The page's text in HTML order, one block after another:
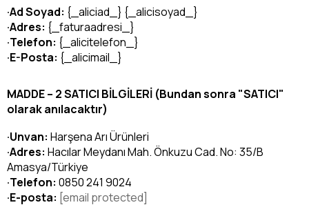
·Ad Soyad: {_aliciad_} {_alicisoyad_}
·Adres: {_faturaadresi_}
·Telefon: {_alicitelefon_}
·E-Posta: {_alicimail_}
MADDE – 2 SATICI BİLGİLERİ (Bundan sonra "SATICI"
olarak anılacaktır)
·Unvan: Harşena Arı Ürünleri
·Adres: Hacılar Meydanı Mah. Önkuzu Cad. No: 35/B
Amasya/Türkiye
·Telefon: 0850 241 9024
·E-posta: [email protected]